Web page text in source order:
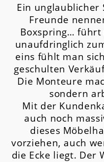
Ein unglaublicher
Freunde
Boxspring… führt
unaufdringlich
eins fühlt man
geschulten
Die Monteure
sondern
Mit der
auch noch
dieses
vorziehen, auch
die Ecke liegt. Der